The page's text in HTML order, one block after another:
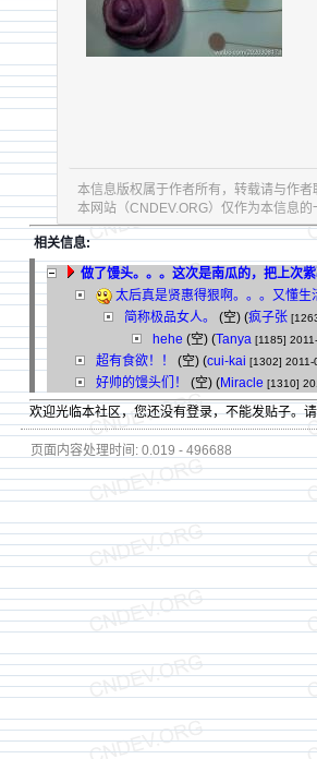
本信息版权属于作者所有，转载请与作
本网站（CNDEV.ORG）仅作为本信息
相关信息:
做了馒头。。。这次是南瓜的，把上次
太后真是贤惠得狠啊。。。又懂
简称极品女人。
(空) (疯子张
hehe (空) (Tanya [1185]
超有食欲！！ (空) (cui-kai [1302] 2011-
好帅的馒头们！ (空) (Miracle [1310]
欢迎光临本社区，您还没有登录，不能发贴子。
页面内容处理时间: 0.019 - 496688